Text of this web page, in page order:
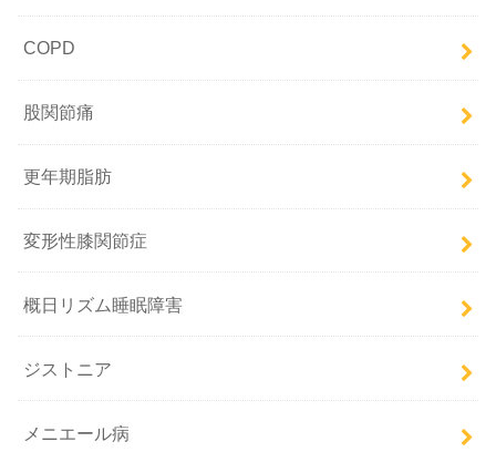
COPD
股関節痛
更年期脂肪
変形性膝関節症
概日リズム睡眠障害
ジストニア
メニエール病